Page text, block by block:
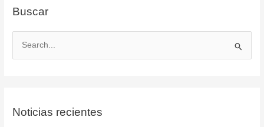
Buscar
a
Noticias recientes